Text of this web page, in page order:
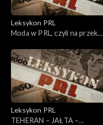
Leksykon PRL
Moda w PRL, czyli na przekór
Leksykon PRL
TEHERAN – JAŁTA –